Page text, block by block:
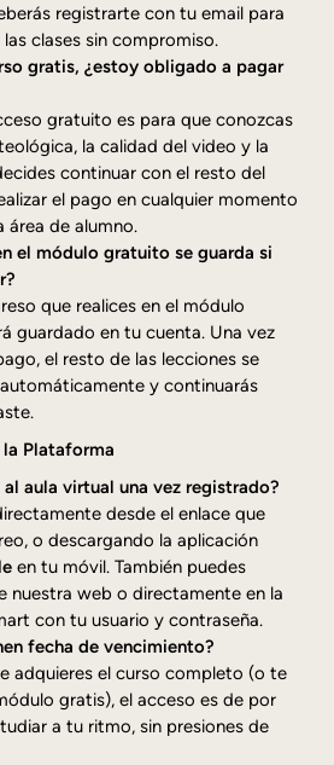
registrarte con tu email para
clases sin compromiso.
gratis, ¿estoy obligado a pagar
gratuito es para que conozcas
la calidad del video y la
continuar con el resto del
el pago en cualquier momento
área de alumno.
el módulo gratuito se guarda si
que realices en el módulo
guardado en tu cuenta. Una vez
el resto de las lecciones se
y continuarás
la Plataforma
aula virtual una vez registrado?
desde el enlace que
o descargando la aplicación
en tu móvil. También puedes
nuestra web o directamente en la
con tu usuario y contraseña.
fecha de vencimiento?
adquieres el curso completo (o te
gratis), el acceso es de por
a tu ritmo, sin presiones de